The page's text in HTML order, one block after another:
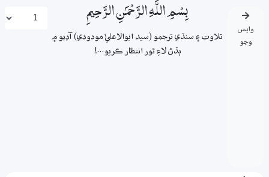
واپس
وڃو
بِسْمِ اللَّـهِ الرَّحْمَـٰنِ الرَّحِيمِ
تلاوت ۽ سنڌي ترجمو (سيد ابوالاعليٰ مودودي) آڊيو ۾
ٻڌڻ لاءِ ٿور انتظار ڪريو...!